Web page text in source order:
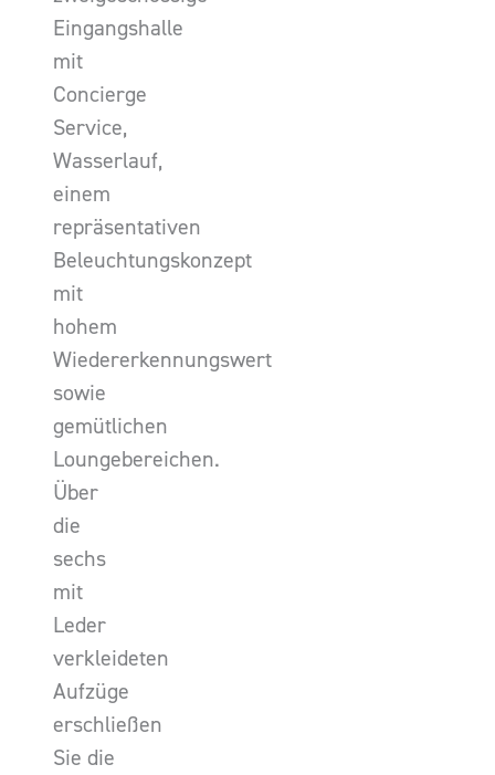
Eingangshalle
mit
Concierge
Service,
Wasserlauf,
einem
repräsentativen
Beleuchtungskonzept
mit
hohem
Wiedererkennungswert
sowie
gemütlichen
Loungebereichen.
Über
die
sechs
mit
Leder
verkleideten
Aufzüge
erschließen
Sie die